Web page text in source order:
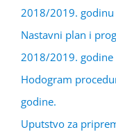
2018/2019. godinu
Nastavni plan i
2018/2019. godine
Hodogram
godine.
Uputstvo za